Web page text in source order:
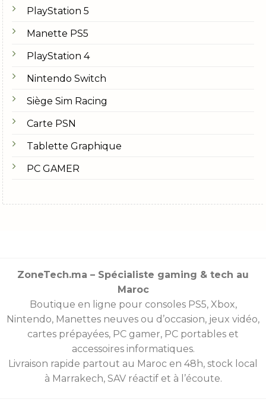
PlayStation 5
Manette PS5
PlayStation 4
Nintendo Switch
Siège Sim Racing
Carte PSN
Tablette Graphique
PC GAMER
ZoneTech.ma – Spécialiste gaming & tech au
Maroc
Boutique en ligne pour consoles PS5, Xbox,
Nintendo, Manettes neuves ou d’occasion, jeux vidéo,
cartes prépayées, PC gamer, PC portables et
accessoires informatiques.
Livraison rapide partout au Maroc en 48h, stock local
à Marrakech, SAV réactif et à l’écoute.